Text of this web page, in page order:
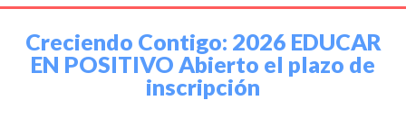
Creciendo Contigo: 2026 EDUCAR
EN POSITIVO Abierto el plazo de
inscripción